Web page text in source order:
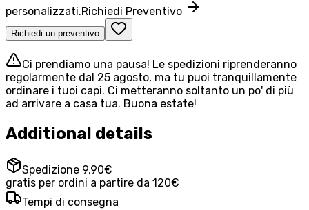
personalizzati.Richiedi Preventivo
Richiedi un preventivo
Ci prendiamo una pausa! Le spedizioni riprenderanno
regolarmente dal 25 agosto, ma tu puoi tranquillamente
ordinare i tuoi capi. Ci metteranno soltanto un po' di più
ad arrivare a casa tua. Buona estate!
Additional details
Spedizione 9,90€
gratis per ordini a partire da 120€
Tempi di consegna